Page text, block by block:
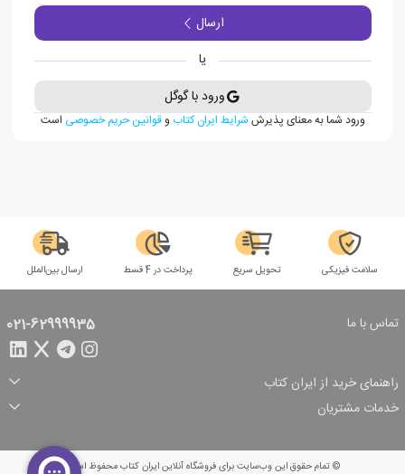
ارسال
یا
ورود با گوگل
ورود شما به معنای پذیرش شرایط ایران کتاب وقوانین حریم خصوصی است
سلامت فیزیکی تحویل سریع پرداخت در 4 قسط ارسال بین‌الملل
تماس با ما 021-62999935
راهنمای خرید از ایران کتاب
ثبت سفارش
شرایط ارسال سفارش
شیوه پرداخت
تخفیف‌های خرید
خدمات مشتریان
© تمام حقوق این وب‌سایت برای فروشگاه آنلاین ایران کتاب محفوظ است.